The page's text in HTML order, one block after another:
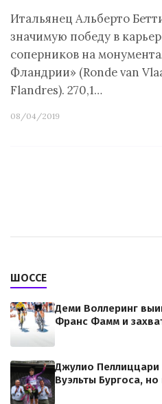
Итальянец Альберто
значимую победу в
соперников на
Фландрии» (Ronde van
Flandres). 270,1…
08/04/2019
ШОССЕ
Деми Воллеринг
Франс Фамм и
Джулио Пеллиццари
Вуэльты Бургоса,